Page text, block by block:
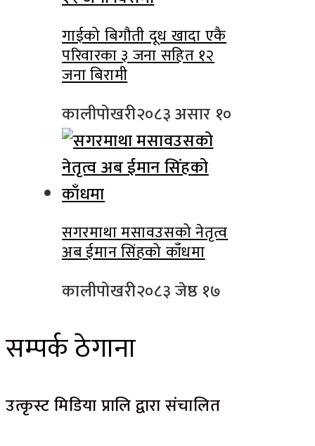
गाईको बिगौती दूध खादा एकै
परिवारका ३ जना सहित १२
जना बिरामी
कालीपोखरी२०८३ असार १०
सगरमाथा मसावउसको नेतृत्व
अब ईमान सिंहको काँधमा
कालीपोखरी२०८३ जेष्ठ १७
सम्पर्क ठेगाना
उत्कृस्ट मिडिया प्रालि द्वारा संचालित